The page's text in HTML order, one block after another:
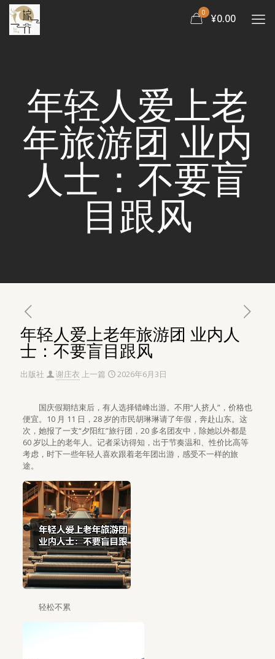
0 ¥0.00
年轻人爱上老
年旅游团 业内
人士：不要盲
目跟风
年轻人爱上老年旅游团 业内人
士：不要盲目跟风
出版社 谢庄衣 上一篇 2026年6月3日
国庆假期结束后，有人选择错峰出游。不用“人挤人”，价格也
便宜。10 月 11 日，28 岁的市民胡琳琳请了年假，奔赴山东。这
次，她报了一支“夕阳红”旅行团，20 多名团友中，除她以外都是
60 岁以上的老年人。记者采访得知，出于节奏温和、性价比高等
考虑，时下一些年轻人喜欢跟着老年团出游，感受不一样的旅
途。
轻松不累